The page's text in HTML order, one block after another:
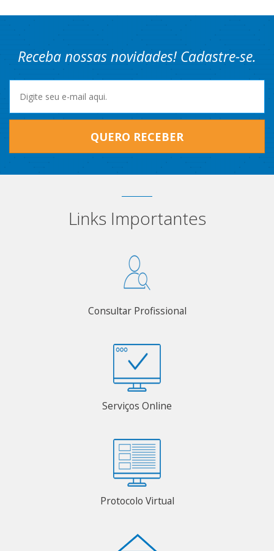
Receba nossas novidades! Cadastre-se.
QUERO RECEBER
Links Importantes
Consultar Profissional
Serviços Online
Protocolo Virtual